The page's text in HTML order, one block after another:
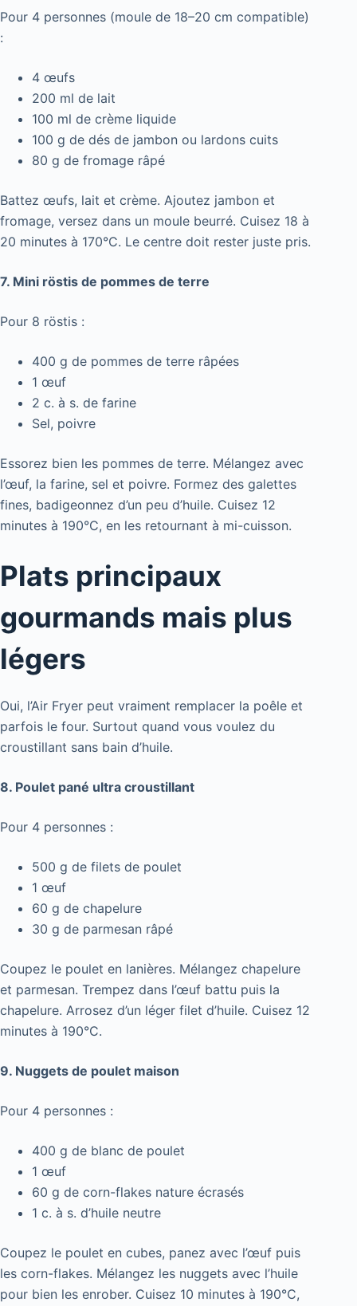
Pour 4 personnes (moule de 18–20 cm compatible)
:
4 œufs
200 ml de lait
100 ml de crème liquide
100 g de dés de jambon ou lardons cuits
80 g de fromage râpé
Battez œufs, lait et crème. Ajoutez jambon et
fromage, versez dans un moule beurré. Cuisez 18 à
20 minutes à 170°C. Le centre doit rester juste pris.
7. Mini röstis de pommes de terre
Pour 8 röstis :
400 g de pommes de terre râpées
1 œuf
2 c. à s. de farine
Sel, poivre
Essorez bien les pommes de terre. Mélangez avec
l’œuf, la farine, sel et poivre. Formez des galettes
fines, badigeonnez d’un peu d’huile. Cuisez 12
minutes à 190°C, en les retournant à mi-cuisson.
Plats principaux
gourmands mais plus
légers
Oui, l’Air Fryer peut vraiment remplacer la poêle et
parfois le four. Surtout quand vous voulez du
croustillant sans bain d’huile.
8. Poulet pané ultra croustillant
Pour 4 personnes :
500 g de filets de poulet
1 œuf
60 g de chapelure
30 g de parmesan râpé
Coupez le poulet en lanières. Mélangez chapelure
et parmesan. Trempez dans l’œuf battu puis la
chapelure. Arrosez d’un léger filet d’huile. Cuisez 12
minutes à 190°C.
9. Nuggets de poulet maison
Pour 4 personnes :
400 g de blanc de poulet
1 œuf
60 g de corn-flakes nature écrasés
1 c. à s. d’huile neutre
Coupez le poulet en cubes, panez avec l’œuf puis
les corn-flakes. Mélangez les nuggets avec l’huile
pour bien les enrober. Cuisez 10 minutes à 190°C,